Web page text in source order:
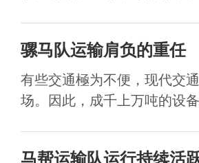
骡马队运输肩负的重任
有些交通極为不便，现代交
场。因此，成千上万吨的设
马帮运输队运行持续活